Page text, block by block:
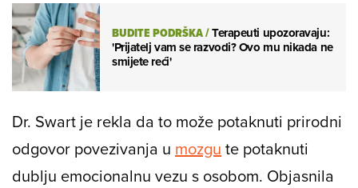
BUDITE PODRŠKA/Terapeuti upozoravaju:
'Prijatelj vam se razvodi? Ovo mu nikada ne
smijete reći'
Dr. Swart je rekla da to može potaknuti prirodni
odgovor povezivanja u mozgu te potaknuti
dublju emocionalnu vezu s osobom. Objasnila